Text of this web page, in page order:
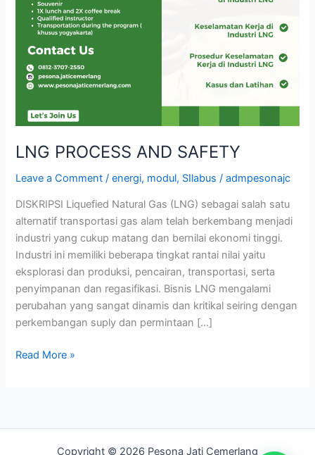
LNG PROCESS AND SAFETY
Leave a Comment /energi, modul, SIlabus /admpesonajc
DISKRIPSI Liquefied Natural Gas (LNG) sebagai salah satu
alternatif transportasi gas alam telah berkembang menjadi
industri yang cukup matang dan bernilai ekonomi tinggi.
Industri ini memiliki beberapa tingkat rantai nilai yaitu
eksplorasi dan produksi, pencairan, transportasi, serta
penyimpanan dan regasifikasi. Bisnis LNG mengalami
perubahan yang sangat dinamis dan kritikal seiring dengan
perkembangan suply dan permintaan […]
Read More »
Copyright © 2026 Pesona Jati Cemerlang